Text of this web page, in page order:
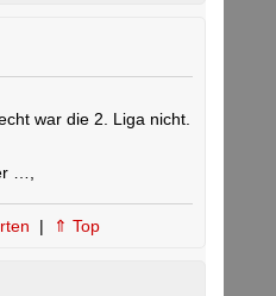
war die 2. Liga nicht.
…,
| ⇑ Top